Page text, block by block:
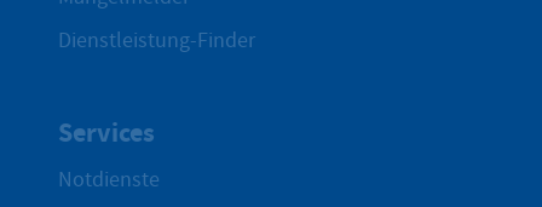
Dienstleistung-Finder
Services
Notdienste